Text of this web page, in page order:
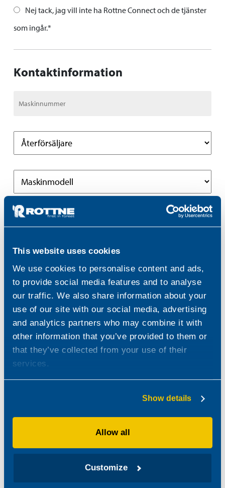
This website uses cookies
We use cookies to personalise content and ads,
to provide social media features and to analyse
our traffic. We also share information about your
use of our site with our social media, advertising
and analytics partners who may combine it with
other information that you’ve provided to them or
that they’ve collected from your use of their
services.
Show details
Allow all
Customize
Nej tack, jag vill inte ha Rottne Connect och de tjänster
som ingår.*
Kontaktinformation